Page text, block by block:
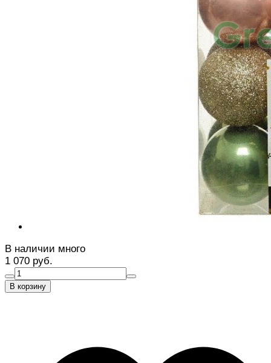
В наличии много
1 070 руб.
В корзину